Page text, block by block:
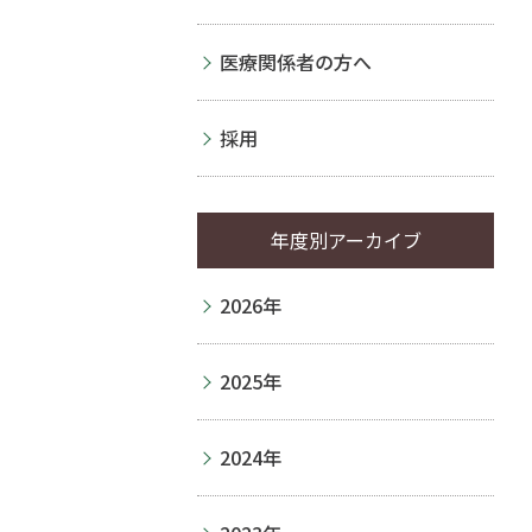
医療関係者の方へ
採用
年度別アーカイブ
2026年
2025年
2024年